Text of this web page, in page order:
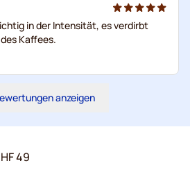
in der Intensität, es verdirbt
Kaffees.
anzeigen
49